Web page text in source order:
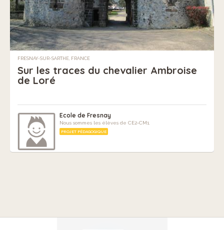
FRESNAY-SUR-SARTHE, FRANCE
Sur les traces du chevalier Ambroise
de Loré
Ecole de Fresnay
Nous sommes les élèves de CE2-CM1.
PROJET PÉDAGOGIQUE